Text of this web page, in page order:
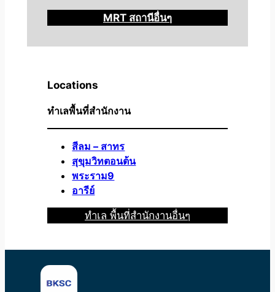
MRT สถานีอื่นๆ
Locations
ทำเลพื้นที่สำนักงาน
สีลม – สาทร
สุขุมวิทตอนต้น
พระราม9
อารีย์
ทำเล พื้นที่สำนักงานอื่นๆ